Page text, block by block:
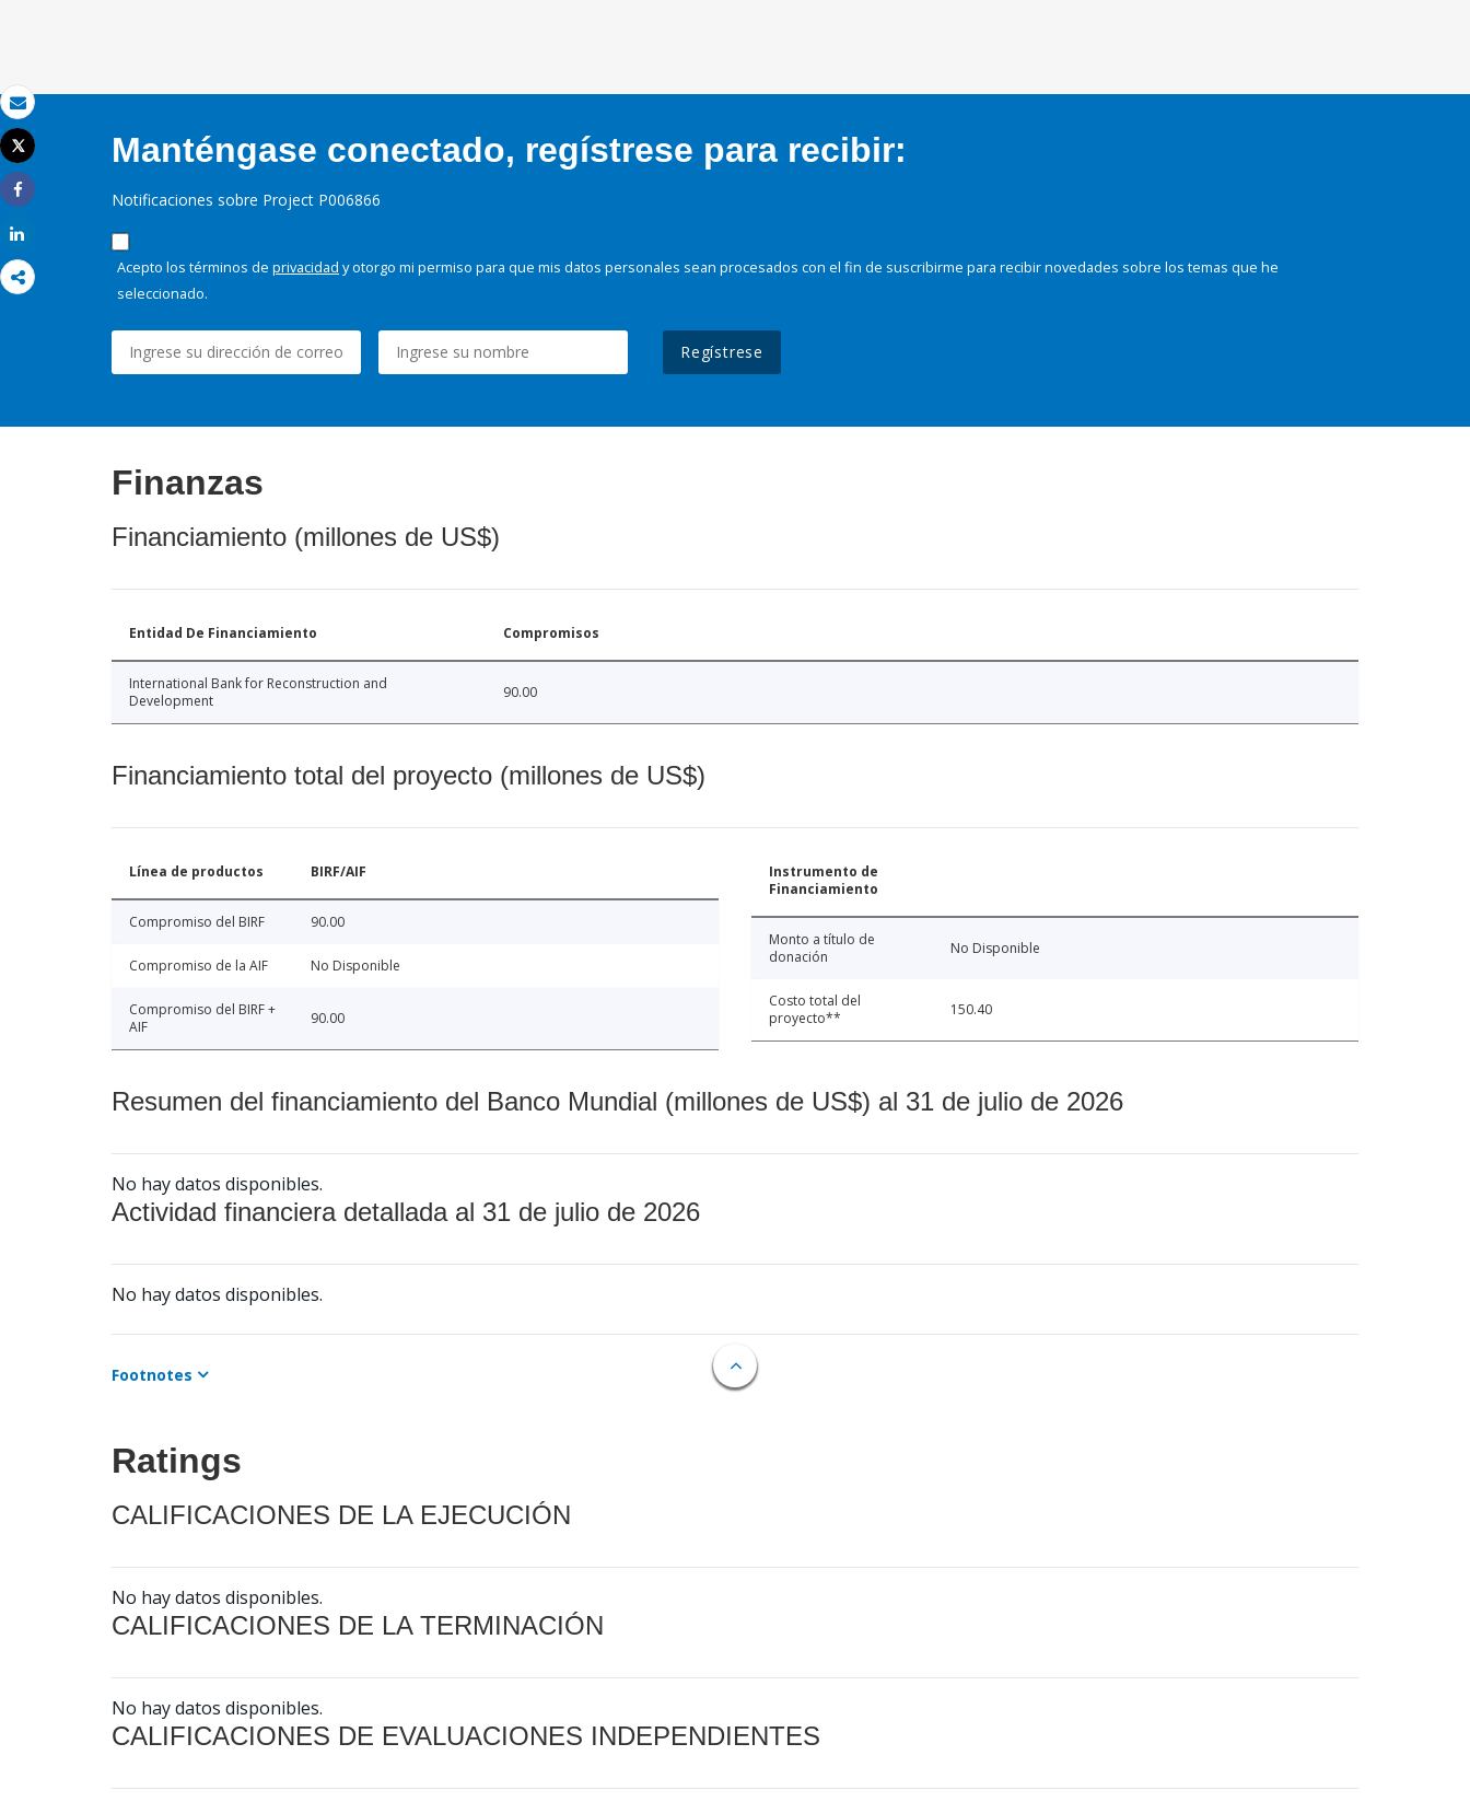
Correo electrónico
Imprimir
Tweet
Share
Manténgase conectado, regístrese para recibir:
Notificaciones sobre Project P006866
Acepto los términos de privacidad y otorgo mi permiso para que mis datos personales sean procesados con el fin de suscribirme para recibir novedades sobre los temas que he
seleccionado.
Regístrese
Finanzas
Financiamiento (millones de US$)
Entidad De Financiamiento Compromisos
International Bank for Reconstruction and
Development
90.00
Financiamiento total del proyecto (millones de US$)
Línea de productos BIRF/AIF
Compromiso del BIRF 90.00
Compromiso de la AIF No Disponible
Compromiso del BIRF +
AIF
90.00
Instrumento de
Financiamiento
Monto a título de
donación
No Disponible
Costo total del
proyecto**
150.40
Resumen del financiamiento del Banco Mundial (millones de US$) al 31 de julio de 2026
No hay datos disponibles.
Actividad financiera detallada al 31 de julio de 2026
No hay datos disponibles.
Footnotes
Ratings
CALIFICACIONES DE LA EJECUCIÓN
No hay datos disponibles.
CALIFICACIONES DE LA TERMINACIÓN
No hay datos disponibles.
CALIFICACIONES DE EVALUACIONES INDEPENDIENTES